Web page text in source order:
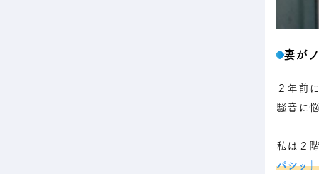
妻が
２年前
騒音に
私は２
パシッ